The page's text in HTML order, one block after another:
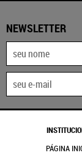
NEWSLETTER
PÁGINA